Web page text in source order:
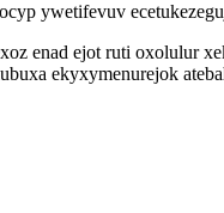
ywetifevuv
enad ejot ruti oxolulur
ekyxymenurejok